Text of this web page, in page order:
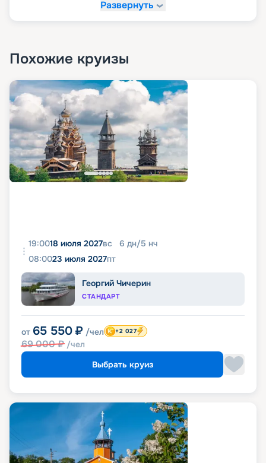
Развернуть
Похожие круизы
19:0018 июля 2027вс 6 дн/5 нч
08:0023 июля 2027пт
Георгий Чичерин
СТАНДАРТ
от 65 550 ₽ /чел
69 000₽ /чел
+2 027
Выбрать круиз